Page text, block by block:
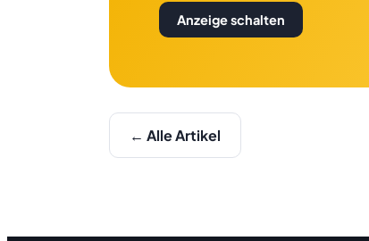
Anzeige schalten
← Alle Artikel